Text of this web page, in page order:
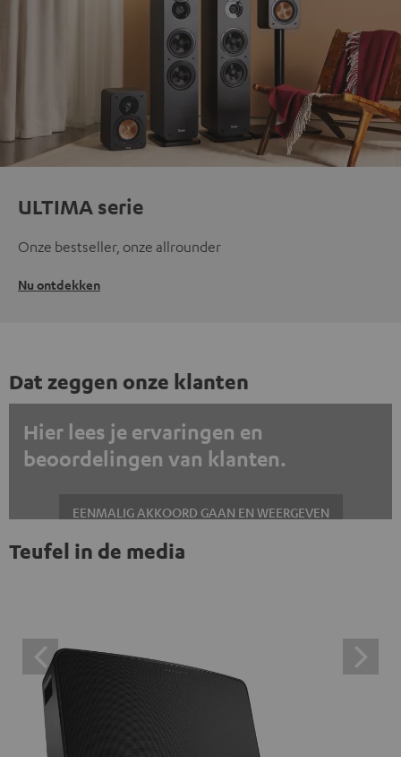
ULTIMA serie
Onze bestseller, onze allrounder
Nu ontdekken
Dat zeggen onze klanten
Hier lees je ervaringen en
beoordelingen van klanten.
EENMALIG AKKOORD GAAN EN WEERGEVEN
Altijd externe inhoud weergeven? Schakel dit in de gegevensinstellingen
inhoud te klikken, stem je ermee in dat je de externe
inhoud te zien krijgt. Dit betekent dat persoonlijke
gegevens kunnen worden doorgegeven aan platforms
van derden. Meer informatie hierover vind je in ons
privacybeleid.
Teufel in de media